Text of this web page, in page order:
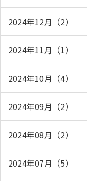
2024年12月（2）
2024年11月（1）
2024年10月（4）
2024年09月（2）
2024年08月（2）
2024年07月（5）